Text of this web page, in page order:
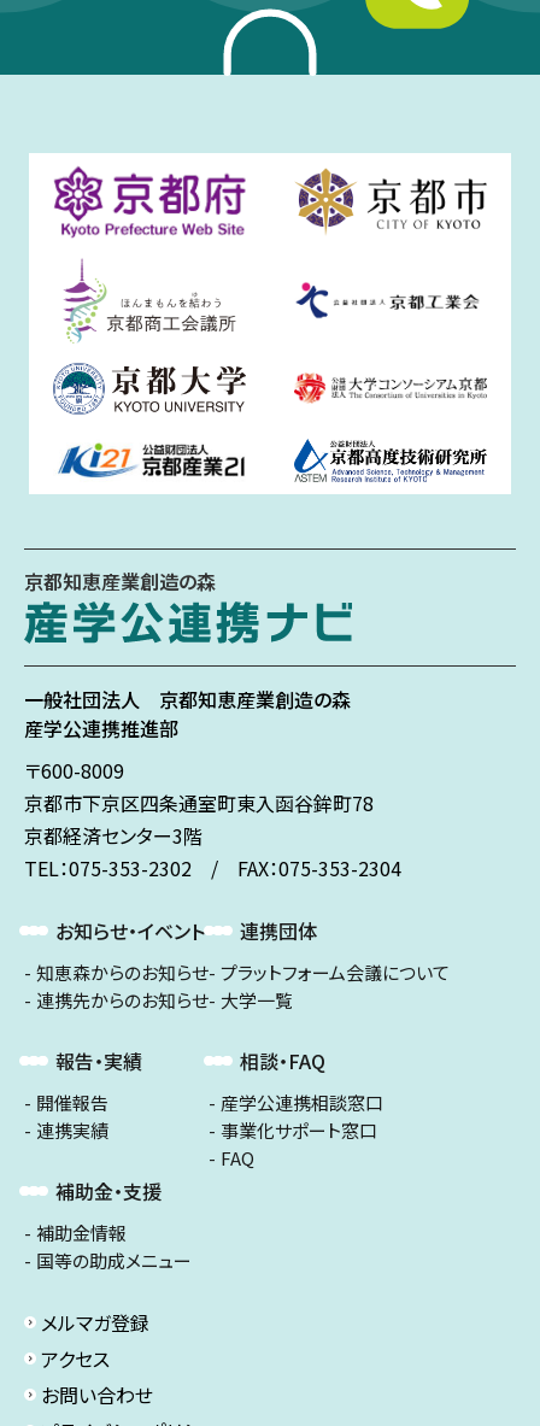
京都知恵産業創造の森
一般社団法人 京都知恵産業創造の森
産学公連携推進部
〒600-8009
京都市下京区四条通室町東入函谷鉾町78
京都経済センター3階
TEL：075-353-2302 / FAX：075-353-2304
お知らせ・イベント
知恵森からのお知らせ
連携先からのお知らせ
報告・実績
開催報告
連携実績
補助金・支援
補助金情報
国等の助成メニュー
連携団体
プラットフォーム会議について
大学一覧
相談・FAQ
産学公連携相談窓口
事業化サポート窓口
FAQ
メルマガ登録
アクセス
お問い合わせ